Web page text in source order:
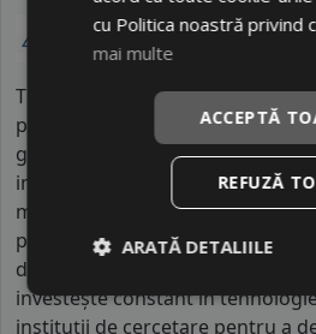
TRIANGLE este unul dintre cei
producători de anvelope din
globală solidă și o infrastructură
impresionantă. Compania
moderne și are zeci de mii de
producție, cercetare și
distribuția produselor la nivel
investește constant în
instituții de cercetare pentru a
cu Politica noastră privind
mai multe
ACCEPTĂ
REFUZĂ
ARATĂ DETALIILE